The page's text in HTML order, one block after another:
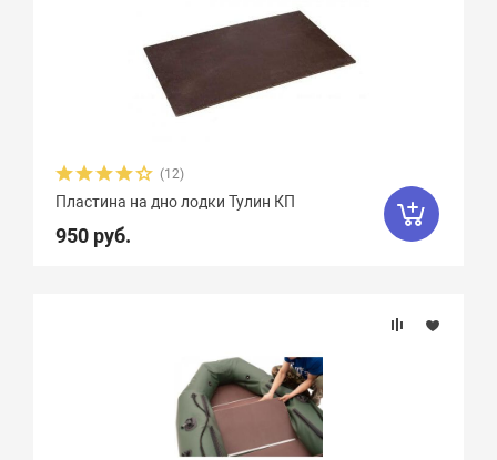
(12)
Пластина на дно лодки Тулин КП
950 руб.